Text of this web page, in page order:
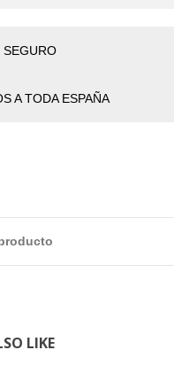
SEGURO
A TODA ESPAÑA
LIKE